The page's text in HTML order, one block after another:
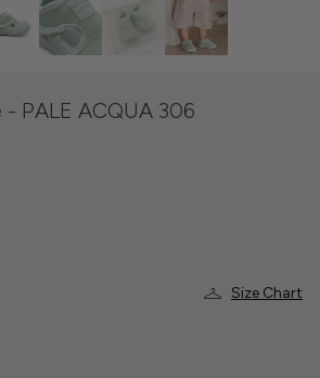
PALE ACQUA 306
Size Chart